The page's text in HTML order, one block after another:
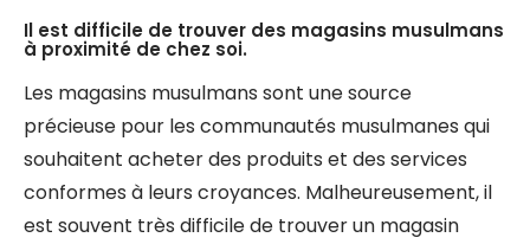
Il est difficile de trouver des magasins musulmans
à proximité de chez soi.
Les magasins musulmans sont une source
précieuse pour les communautés musulmanes qui
souhaitent acheter des produits et des services
conformes à leurs croyances. Malheureusement, il
est souvent très difficile de trouver un magasin